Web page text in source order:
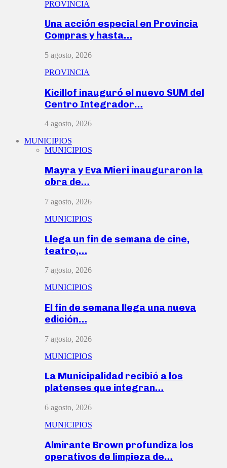
PROVINCIA
Una acción especial en Provincia
Compras y hasta…
5 agosto, 2026
PROVINCIA
Kicillof inauguró el nuevo SUM del
Centro Integrador…
4 agosto, 2026
MUNICIPIOS
MUNICIPIOS
Mayra y Eva Mieri inauguraron la
obra de…
7 agosto, 2026
MUNICIPIOS
Llega un fin de semana de cine,
teatro,…
7 agosto, 2026
MUNICIPIOS
El fin de semana llega una nueva
edición…
7 agosto, 2026
MUNICIPIOS
La Municipalidad recibió a los
platenses que integran…
6 agosto, 2026
MUNICIPIOS
Almirante Brown profundiza los
operativos de limpieza de…